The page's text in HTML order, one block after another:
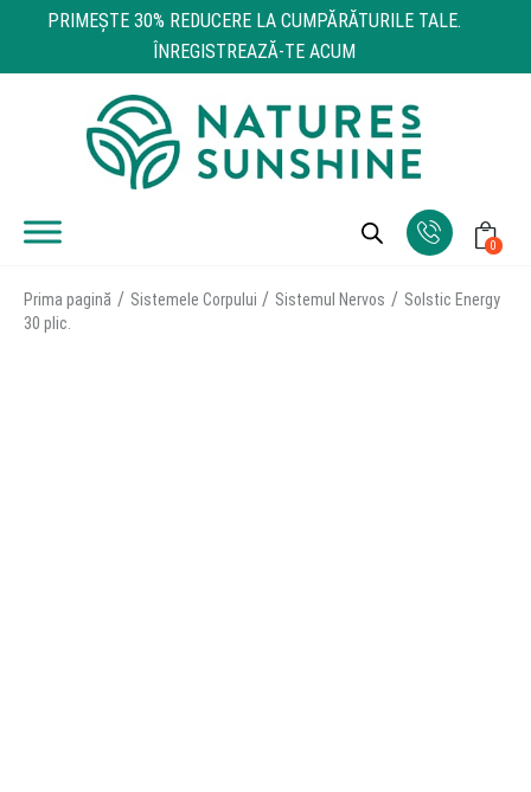
PRIMEŞTE 30% REDUCERE LA CUMPĂRĂTURILE TALE.
ÎNREGISTREAZĂ-TE ACUM
0
Prima pagină Sistemele Corpului Sistemul Nervos
Solstic Energy
30 plic.